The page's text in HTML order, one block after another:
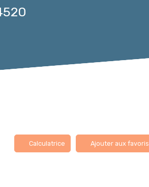
Calculatrice Ajouter aux favoris